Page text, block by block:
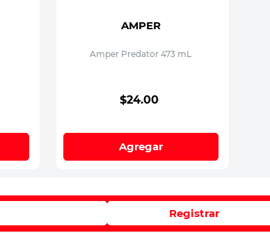
AMPER
Amper Predator 473 mL
$24.00
Agregar
Registrar